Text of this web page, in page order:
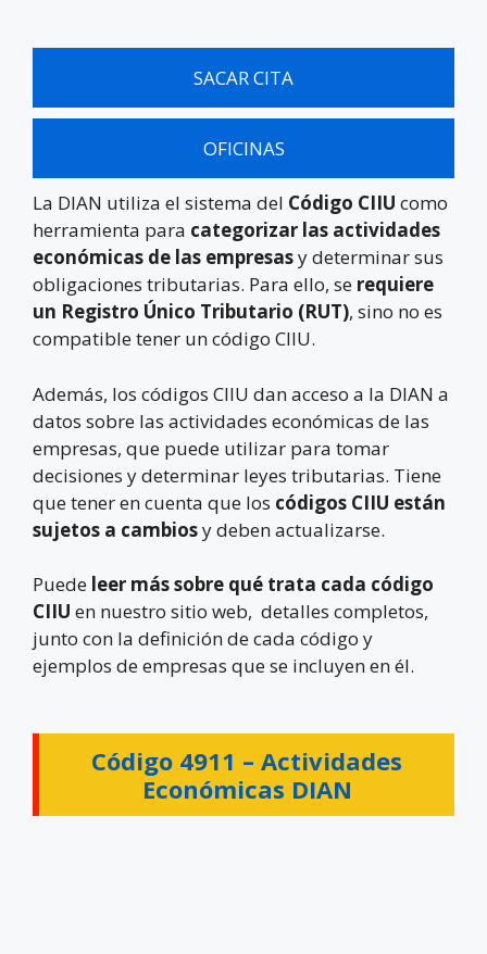
SACAR CITA
OFICINAS
La DIAN utiliza el sistema del Código CIIU como
herramienta para categorizar las actividades
económicas de las empresasy determinar sus
obligaciones tributarias. Para ello, se requiere
un Registro Único Tributario (RUT), sino no es
compatible tener un código CIIU.
Además, los códigos CIIU dan acceso a la DIAN a
datos sobre las actividades económicas de las
empresas, que puede utilizar para tomar
decisiones y determinar leyes tributarias. Tiene
que tener en cuenta que los códigos CIIU están
sujetos a cambiosy deben actualizarse.
Puede leer más sobre qué trata cada código
CIIU en nuestro sitio web, detalles completos,
junto con la definición de cada código y
ejemplos de empresas que se incluyen en él.
Código 4911 – Actividades
Económicas DIAN